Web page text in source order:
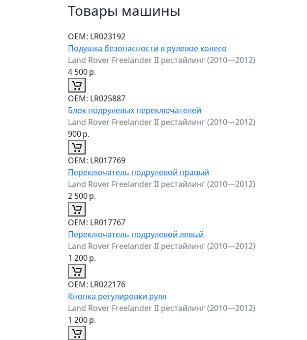
Товары машины
ОЕМ: LR023192
Подушка безопасности в рулевое колесо
Land Rover Freelander II рестайлинг (2010—2012)
4 500р.
ОЕМ: LR025887
Блок подрулевых переключателей
Land Rover Freelander II рестайлинг (2010—2012)
900р.
ОЕМ: LR017769
Переключатель подрулевой правый
Land Rover Freelander II рестайлинг (2010—2012)
2 500р.
ОЕМ: LR017767
Переключатель подрулевой левый
Land Rover Freelander II рестайлинг (2010—2012)
1 200р.
ОЕМ: LR022176
Кнопка регулировки руля
Land Rover Freelander II рестайлинг (2010—2012)
1 200р.